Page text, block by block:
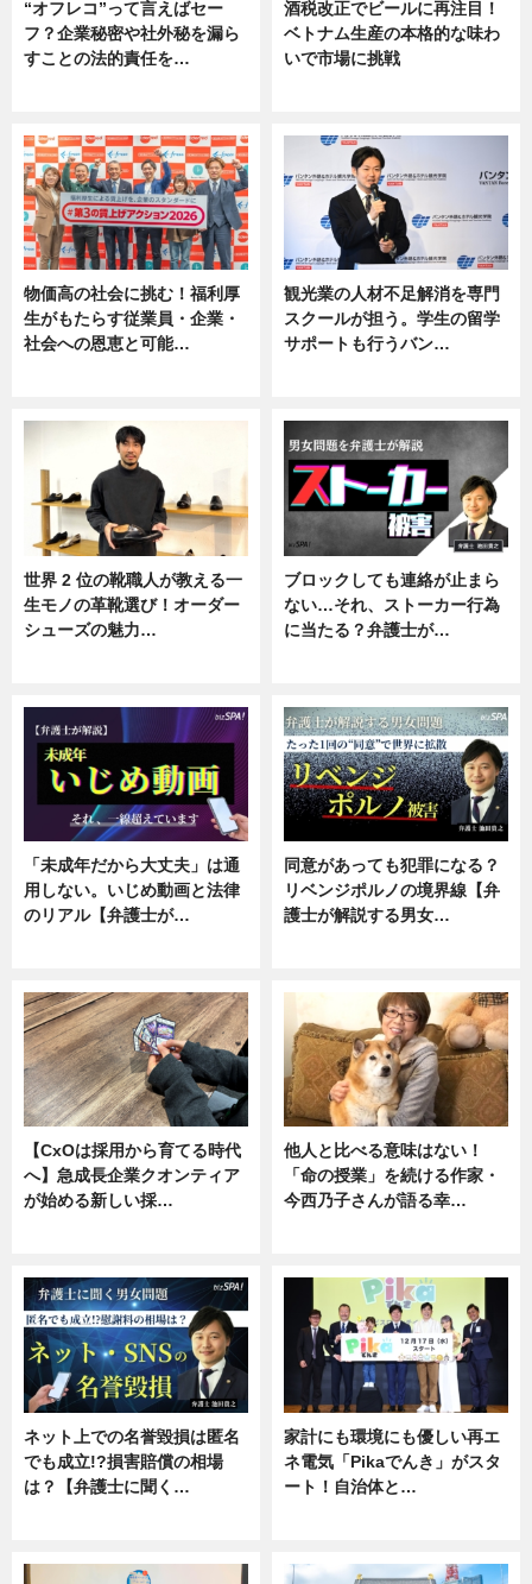
“オフレコ”って言えばセー
フ？企業秘密や社外秘を漏ら
すことの法的責任を…
酒税改正でビールに再注目！
ベトナム生産の本格的な味わ
いで市場に挑戦
物価高の社会に挑む！福利厚
生がもたらす従業員・企業・
社会への恩恵と可能…
観光業の人材不足解消を専門
スクールが担う。学生の留学
サポートも行うバン…
世界 2 位の靴職人が教える一
生モノの革靴選び！オーダー
シューズの魅力…
ブロックしても連絡が止まら
ない…それ、ストーカー行為
に当たる？弁護士が…
「未成年だから大丈夫」は通
用しない。いじめ動画と法律
のリアル【弁護士が…
同意があっても犯罪になる？
リベンジポルノの境界線【弁
護士が解説する男女…
【CxOは採用から育てる時代
へ】急成長企業クオンティア
が始める新しい採…
他人と比べる意味はない！
「命の授業」を続ける作家・
今西乃子さんが語る幸…
ネット上での名誉毀損は匿名
でも成立!?損害賠償の相場
は？【弁護士に聞く…
家計にも環境にも優しい再エ
ネ電気「Pikaでんき」がスタ
ート！自治体と…